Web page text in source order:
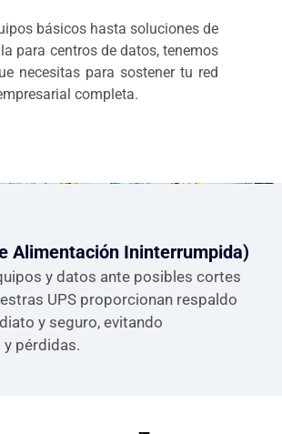
básicos hasta soluciones de
para centros de datos, tenemos
necesitas para sostener tu red
completa.
Alimentación Ininterrumpida)
y datos ante posibles cortes
UPS proporcionan respaldo
y seguro, evitando
pérdidas.